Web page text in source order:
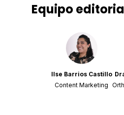
Equipo
Ilse Barrios Castillo
Content Marketing